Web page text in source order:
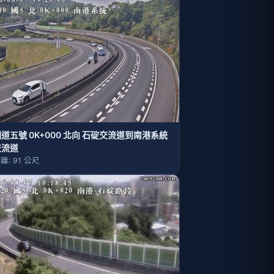
五號 0K+000 北向 石碇交流道到南港系統
道
: 91 公尺